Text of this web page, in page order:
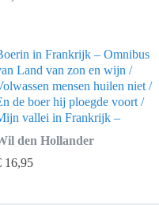
in Frankrijk – Omnibus
Land van zon en wijn /
mensen huilen niet /
de boer hij ploegde voort /
vallei in Frankrijk –
den Hollander
16,95